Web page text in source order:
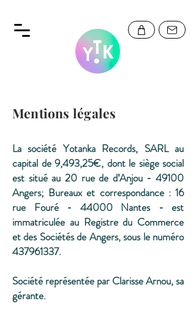
Mentions légales
La société Yotanka Records, SARL au
capital de 9,493,25€, dont le siège social
est situé au 20 rue de d’Anjou - 49100
Angers; Bureaux et correspondance : 16
rue Fouré - 44000 Nantes - est
immatriculée au Registre du Commerce
et des Sociétés de Angers, sous le numéro
437961337.
Société représentée par Clarisse Arnou, sa
gérante.